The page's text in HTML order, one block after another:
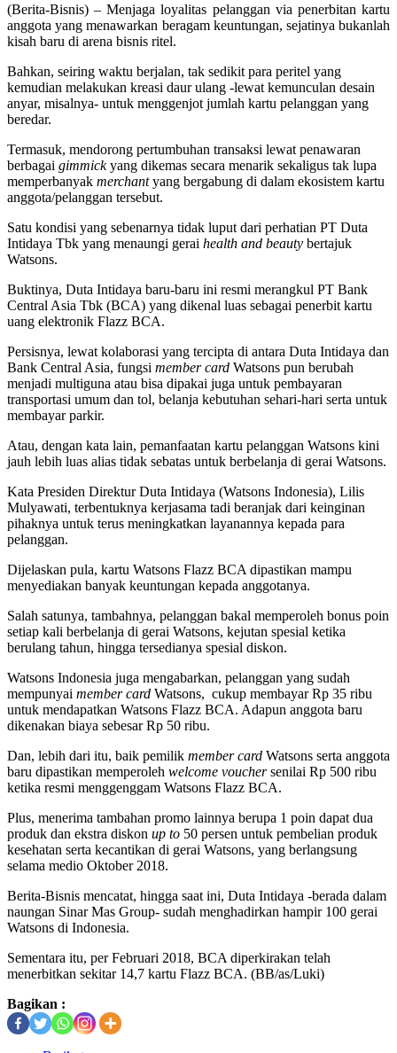
(Berita-Bisnis) – Menjaga loyalitas pelanggan via penerbitan kartu
anggota yang menawarkan beragam keuntungan, sejatinya bukanlah
kisah baru di arena bisnis ritel.
Bahkan, seiring waktu berjalan, tak sedikit para peritel yang
kemudian melakukan kreasi daur ulang -lewat kemunculan desain
anyar, misalnya- untuk menggenjot jumlah kartu pelanggan yang
beredar.
Termasuk, mendorong pertumbuhan transaksi lewat penawaran
berbagai gimmickyang dikemas secara menarik sekaligus tak lupa
memperbanyak merchantyang bergabung di dalam ekosistem kartu
anggota/pelanggan tersebut.
Satu kondisi yang sebenarnya tidak luput dari perhatian PT Duta
Intidaya Tbk yang menaungi gerai health and beauty bertajuk
Watsons.
Buktinya, Duta Intidaya baru-baru ini resmi merangkul PT Bank
Central Asia Tbk (BCA) yang dikenal luas sebagai penerbit kartu
uang elektronik Flazz BCA.
Persisnya, lewat kolaborasi yang tercipta di antara Duta Intidaya dan
Bank Central Asia, fungsi member card Watsons pun berubah
menjadi multiguna atau bisa dipakai juga untuk pembayaran
transportasi umum dan tol, belanja kebutuhan sehari-hari serta untuk
membayar parkir.
Atau, dengan kata lain, pemanfaatan kartu pelanggan Watsons kini
jauh lebih luas alias tidak sebatas untuk berbelanja di gerai Watsons.
Kata Presiden Direktur Duta Intidaya (Watsons Indonesia), Lilis
Mulyawati, terbentuknya kerjasama tadi beranjak dari keinginan
pihaknya untuk terus meningkatkan layanannya kepada para
pelanggan.
Dijelaskan pula, kartu Watsons Flazz BCA dipastikan mampu
menyediakan banyak keuntungan kepada anggotanya.
Salah satunya, tambahnya, pelanggan bakal memperoleh bonus poin
setiap kali berbelanja di gerai Watsons, kejutan spesial ketika
berulang tahun, hingga tersedianya spesial diskon.
Watsons Indonesia juga mengabarkan, pelanggan yang sudah
mempunyai member card Watsons, cukup membayar Rp 35 ribu
untuk mendapatkan Watsons Flazz BCA. Adapun anggota baru
dikenakan biaya sebesar Rp 50 ribu.
Dan, lebih dari itu, baik pemilik member card Watsons serta anggota
baru dipastikan memperoleh welcome vouchersenilai Rp 500 ribu
ketika resmi menggenggam Watsons Flazz BCA.
Plus, menerima tambahan promo lainnya berupa 1 poin dapat dua
produk dan ekstra diskon up to 50 persen untuk pembelian produk
kesehatan serta kecantikan di gerai Watsons, yang berlangsung
selama medio Oktober 2018.
Berita-Bisnis mencatat, hingga saat ini, Duta Intidaya -berada dalam
naungan Sinar Mas Group- sudah menghadirkan hampir 100 gerai
Watsons di Indonesia.
Sementara itu, per Februari 2018, BCA diperkirakan telah
menerbitkan sekitar 14,7 kartu Flazz BCA. (BB/as/Luki)
Bagikan :